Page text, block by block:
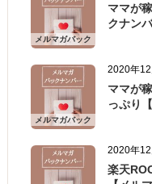
メルマガバック
ナンバー
ママが
クナンバ
メルマガバック
ナンバー
2020年12
ママが
っぷり
2020年12
楽天